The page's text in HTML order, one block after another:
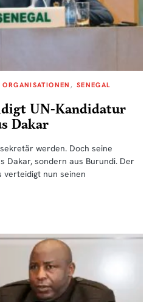
SENEGAL
UN-Kandidatur
Dakar
werden. Doch seine
Dakar, sondern aus Burundi. Der
verteidigt nun seinen